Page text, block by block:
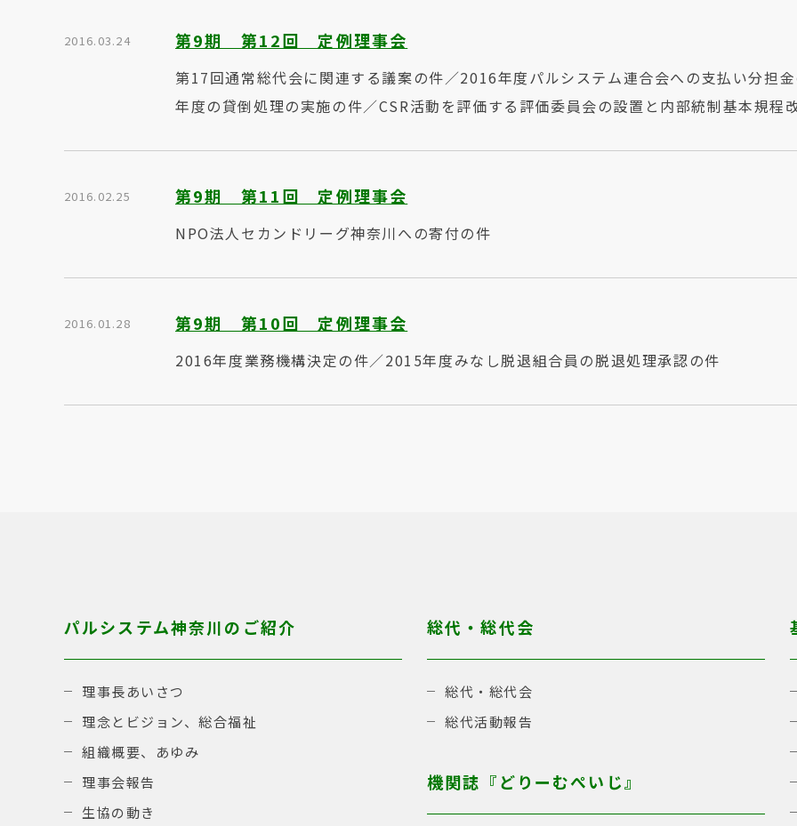
2016.03.24 第9期 第12回 定例理事会
第17回通常総代会に関連する議案の件／2016年度パルシステム連合会への支払い分担
年度の貸倒処理の実施の件／CSR活動を評価する評価委員会の設置と内部統制基本規程
2016.02.25 第9期 第11回 定例理事会
NPO法人セカンドリーグ神奈川への寄付の件
2016.01.28 第9期 第10回 定例理事会
2016年度業務機構決定の件／2015年度みなし脱退組合員の脱退処理承認の件
パルシステム神奈川のご紹介
理事長あいさつ
理念とビジョン、総合福祉
組織概要、あゆみ
理事会報告
生協の動き
総代・総代会
総代・総代会
総代活動報告
機関誌『どりーむぺいじ』